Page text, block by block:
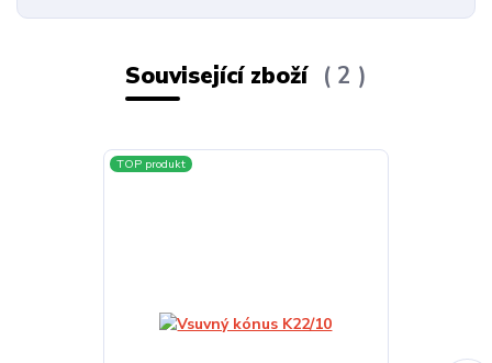
Související zboží 2
TOP produkt